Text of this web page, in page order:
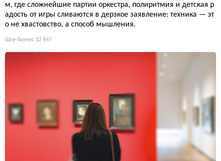
м, где сложнейшие партии оркестра, полиритмия и детская р
адость от игры сливаются в дерзкое заявление: техника — эт
о не хвастовство, а способ мышления.
Шоу-бизнес 12 647